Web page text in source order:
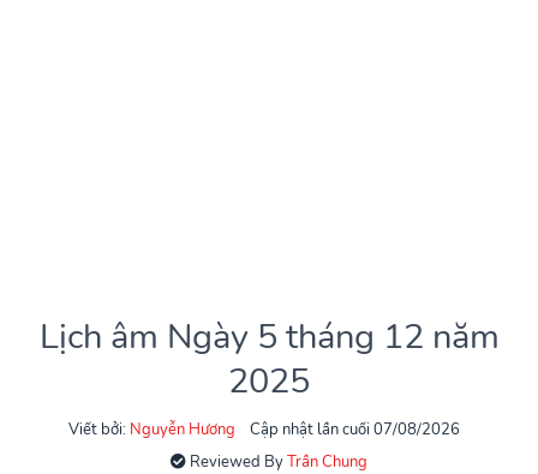
Lịch âm Ngày 5 tháng 12 năm
2025
Viết bởi: Nguyễn Hương
Cập nhật lần cuối 07/08/2026
Reviewed ByTrần Chung